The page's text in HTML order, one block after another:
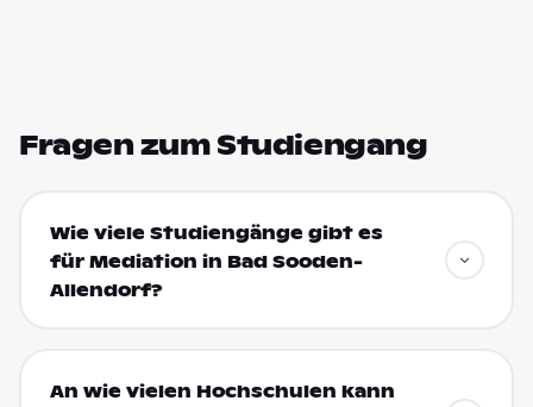
Fragen zum Studiengang
Wie viele Studiengänge gibt es
für Mediation in Bad Sooden-
Allendorf?
An wie vielen Hochschulen kann